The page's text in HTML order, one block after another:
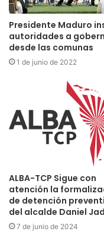
Presidente Maduro
autoridades a
desde las comunas
1 de junio de 2022
ALBA-TCP Sigue con
atención la
de detención
del alcalde Daniel
7 de junio de 2024